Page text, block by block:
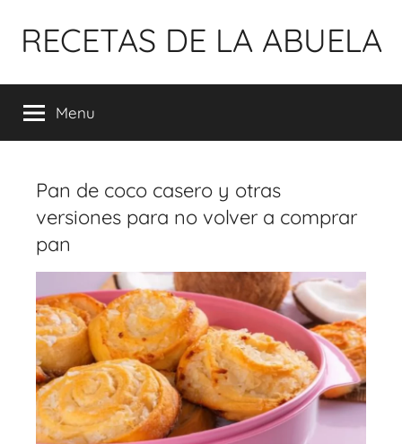
para
conteúdo
RECETAS DE LA ABUELA
Menu
Pan de coco casero y otras
versiones para no volver a comprar
pan